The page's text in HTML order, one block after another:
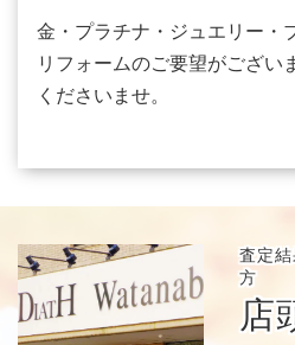
金・プラチナ・ジュエリー・
リフォームのご要望がござい
くださいませ。
査定
方
店